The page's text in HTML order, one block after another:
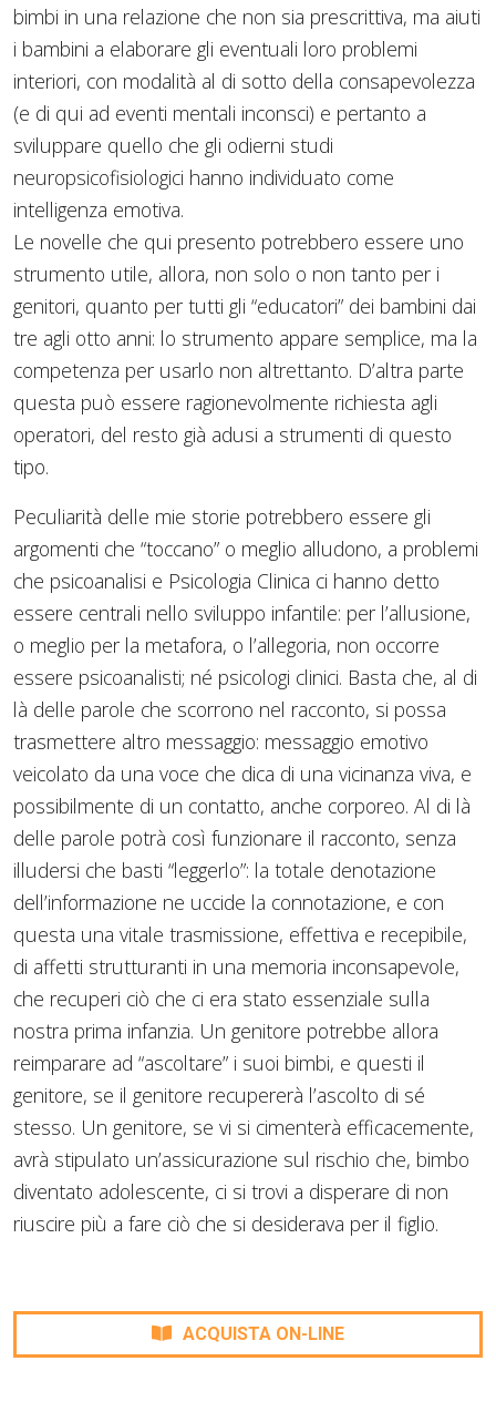
bimbi in una relazione che non sia prescrittiva, ma aiuti
i bambini a elaborare gli eventuali loro problemi
interiori, con modalità al di sotto della consapevolezza
(e di qui ad eventi mentali inconsci) e pertanto a
sviluppare quello che gli odierni studi
neuropsicofisiologici hanno individuato come
intelligenza emotiva.
Le novelle che qui presento potrebbero essere uno
strumento utile, allora, non solo o non tanto per i
genitori, quanto per tutti gli “educatori” dei bambini dai
tre agli otto anni: lo strumento appare semplice, ma la
competenza per usarlo non altrettanto. D’altra parte
questa può essere ragionevolmente richiesta agli
operatori, del resto già adusi a strumenti di questo
tipo.
Peculiarità delle mie storie potrebbero essere gli
argomenti che “toccano” o meglio alludono, a problemi
che psicoanalisi e Psicologia Clinica ci hanno detto
essere centrali nello sviluppo infantile: per l’allusione,
o meglio per la metafora, o l’allegoria, non occorre
essere psicoanalisti; né psicologi clinici. Basta che, al di
là delle parole che scorrono nel racconto, si possa
trasmettere altro messaggio: messaggio emotivo
veicolato da una voce che dica di una vicinanza viva, e
possibilmente di un contatto, anche corporeo. Al di là
delle parole potrà così funzionare il racconto, senza
illudersi che basti “leggerlo”: la totale denotazione
dell’informazione ne uccide la connotazione, e con
questa una vitale trasmissione, effettiva e recepibile,
di affetti strutturanti in una memoria inconsapevole,
che recuperi ciò che ci era stato essenziale sulla
nostra prima infanzia. Un genitore potrebbe allora
reimparare ad “ascoltare” i suoi bimbi, e questi il
genitore, se il genitore recupererà l’ascolto di sé
stesso. Un genitore, se vi si cimenterà efficacemente,
avrà stipulato un’assicurazione sul rischio che, bimbo
diventato adolescente, ci si trovi a disperare di non
riuscire più a fare ciò che si desiderava per il figlio.
ACQUISTA ON-LINE